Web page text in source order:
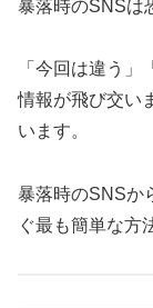
暴落時のSNSは
「今回は違う
情報が飛び交い
います。
暴落時のSNSか
ぐ最も簡単な方